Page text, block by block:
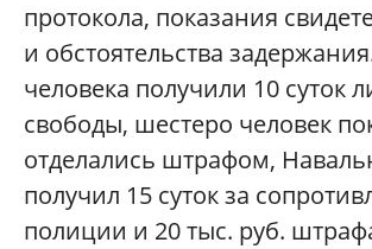
протокола, показания
и обстоятельства
человека получили 10 суток
свободы, шестеро человек
отделались штрафом,
получил 15 суток за
полиции и 20 тыс. руб.